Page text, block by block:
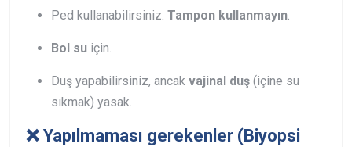
Ped kullanabilirsiniz. Tampon kullanmayın.
Bol su için.
Duş yapabilirsiniz, ancak vajinal duş (içine su
sıkmak) yasak.
❌ Yapılmaması gerekenler (Biyopsi